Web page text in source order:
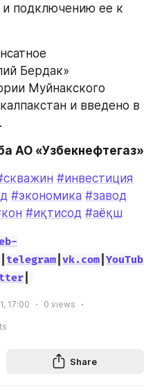
и подключению ее к
Бердак»
Муйнакского
и введено в
АО «Узбекнефтегаз»
#инвестиция
#экономика #завод
#иқтисод #аёқш
telegram vk.com YouTub
|
17:00 0 views
Share